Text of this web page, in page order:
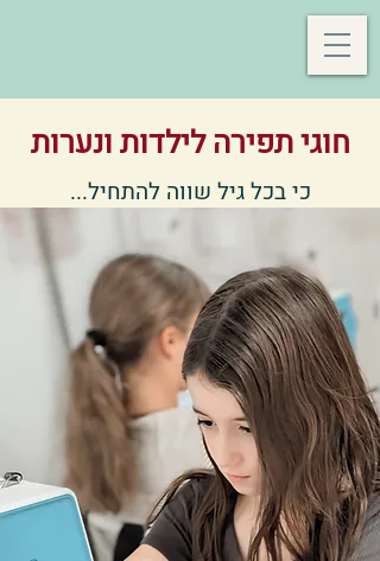
חוגי תפירה לילדות ונערות
כי בכל גיל שווה להתחיל...